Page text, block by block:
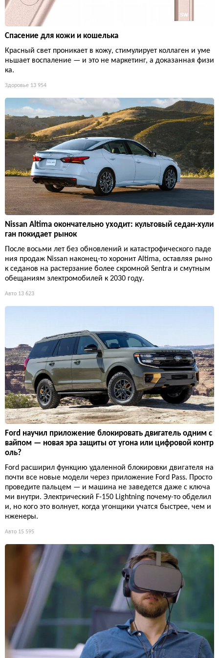
Спасение для кожи и кошелька
Красный свет проникает в кожу, стимулирует коллаген и уме
ньшает воспаление — и это не маркетинг, а доказанная физи
ка.
Здоровье 13 954
Nissan Altima окончательно уходит: культовый седан-хули
ган покидает рынок
После восьми лет без обновлений и катастрофического паде
ния продаж Nissan наконец-то хоронит Altima, оставляя рыно
к седанов на растерзание более скромной Sentra и смутным
обещаниям электромобилей к 2030 году.
Авто 13 623
Ford научил приложение блокировать двигатель одним с
вайпом — новая эра защиты от угона или цифровой контр
оль?
Ford расширил функцию удаленной блокировки двигателя на
почти все новые модели через приложение Ford Pass. Просто
проведите пальцем — и машина не заведется даже с ключа
ми внутри. Электрический F-150 Lightning почему-то обделил
и, но кого это волнует, когда угонщики учатся быстрее, чем и
нженеры.
Авто 15 595